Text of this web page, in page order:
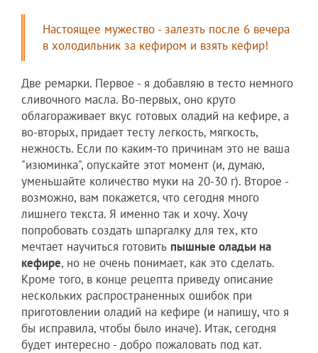
Настоящее мужество - залезть после 6 вечера
в холодильник за кефиром и взять кефир!
Две ремарки. Первое - я добавляю в тесто немного
сливочного масла. Во-первых, оно круто
облагораживает вкус готовых оладий на кефире, а
во-вторых, придает тесту легкость, мягкость,
нежность. Если по каким-то причинам это не ваша
"изюминка", опускайте этот момент (и, думаю,
уменьшайте количество муки на 20-30 г). Второе -
возможно, вам покажется, что сегодня много
лишнего текста. Я именно так и хочу. Хочу
попробовать создать шпаргалку для тех, кто
мечтает научиться готовить пышные оладьи на
кефире, но не очень понимает, как это сделать.
Кроме того, в конце рецепта приведу описание
нескольких распространенных ошибок при
приготовлении оладий на кефире (и напишу, что я
бы исправила, чтобы было иначе). Итак, сегодня
будет интересно - добро пожаловать под кат.